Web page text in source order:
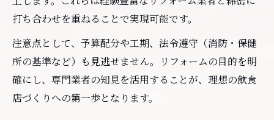
リフォーム費用で見落としがちな項目とは
飲食店リフォーム費用の計画的な管理法
予期せぬ追加費用を防ぐリフォーム知識
工事業者選びで失敗しないためのポイントを解
説
飲食店リフォーム業者選びのチェック項目
打ち合わせを重ねることで実現可能です。
注意点として、予算配分や工期、法令遵守（消防・保健
所の基準など）も見逃せません。リフォームの目的を明
確にし、専門業者の知見を活用することが、理想の飲食
店づくりへの第一歩となります。